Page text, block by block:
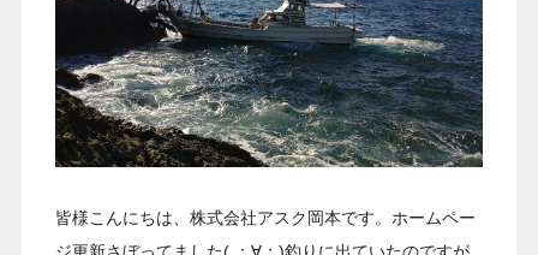
皆様こんにちは、株式会社アスク岡本です。ホームペー